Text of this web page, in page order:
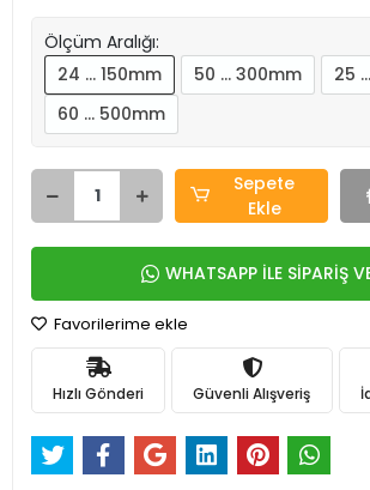
Ölçüm Aralığı:
24 … 150mm
50 … 300mm
25
60 … 500mm
Sepete
Ekle
WHATSAPP İLE SİPARİŞ
Favorilerime ekle
Hızlı Gönderi Güvenli Alışveriş